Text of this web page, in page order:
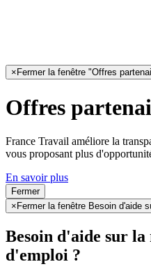
× Fermer la fenêtre "Offres
Offres
France Travail améliore la
vous proposant plus
En savoir plus
Fermer
× Fermer la fenêtre Besoin d'aide
Besoin d'aide sur
d'emploi ?